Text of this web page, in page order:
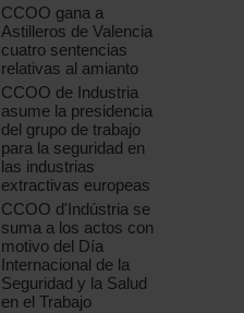
CCOO gana a
Astilleros de Valencia
cuatro sentencias
relativas al amianto
CCOO de Industria
asume la presidencia
del grupo de trabajo
para la seguridad en
las industrias
extractivas europeas
CCOO d'Indústria se
suma a los actos con
motivo del Día
Internacional de la
Seguridad y la Salud
en el Trabajo